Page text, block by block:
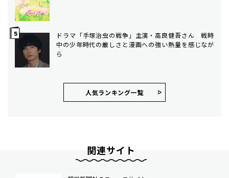
ドラマ「手塚治虫の戦争」主演・高良健吾さん 戦時
中の少年時代の厳しさと漫画への強い熱量を感じなが
ら
人気ランキング⼀覧
関連サイト